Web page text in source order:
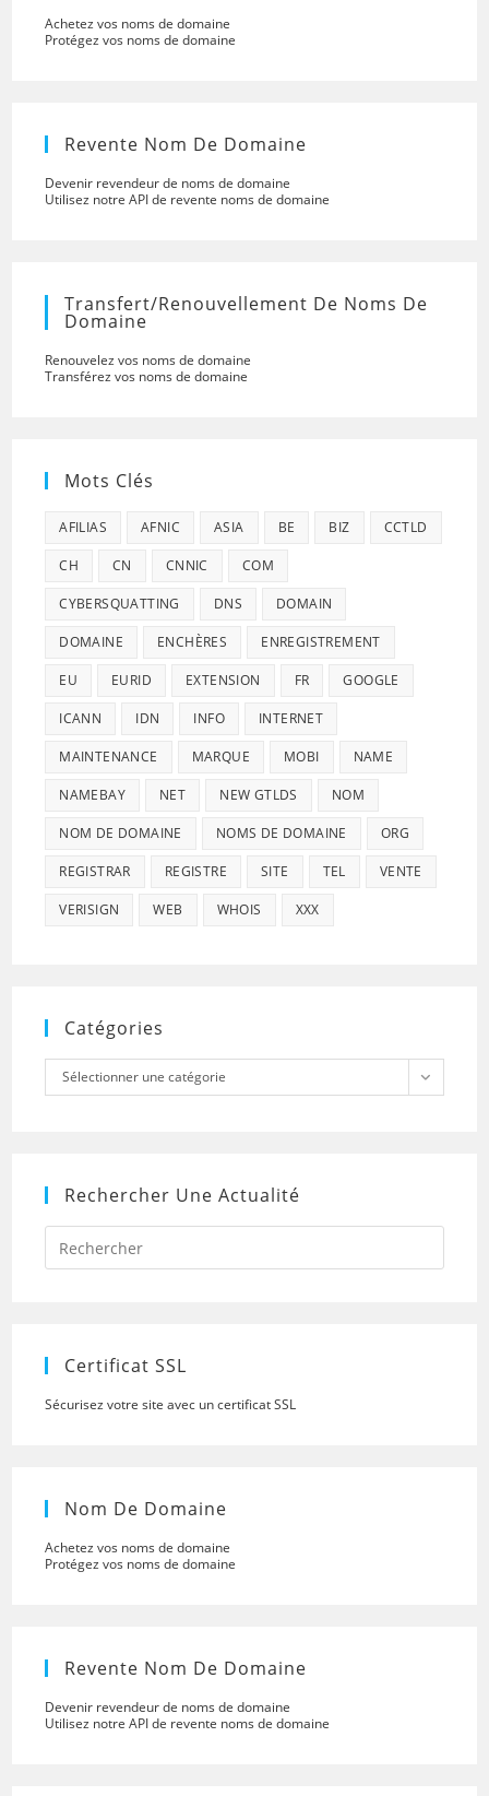
Achetez vos noms de domaine
Protégez vos noms de domaine
Revente Nom De Domaine
Devenir revendeur de noms de domaine
Utilisez notre API de revente noms de domaine
Transfert/renouvellement De Noms De
Domaine
Renouvelez vos noms de domaine
Transférez vos noms de domaine
Mots Clés
AFILIAS AFNIC ASIA BE BIZ CCTLD
CH CN CNNIC COM
CYBERSQUATTING DNS DOMAIN
DOMAINE ENCHÈRES ENREGISTREMENT
EU EURID EXTENSION FR GOOGLE
ICANN IDN INFO INTERNET
MAINTENANCE MARQUE MOBI NAME
NAMEBAY NET NEW GTLDS NOM
NOM DE DOMAINE NOMS DE DOMAINE ORG
REGISTRAR REGISTRE SITE TEL VENTE
VERISIGN WEB WHOIS XXX
Catégories
Catégories
Sélectionner une catégorie
Rechercher Une Actualité
Press
to
Certificat SSL
Sécurisez votre site avec un certificat SSL
Nom De Domaine
Achetez vos noms de domaine
Protégez vos noms de domaine
Revente Nom De Domaine
Devenir revendeur de noms de domaine
Utilisez notre API de revente noms de domaine